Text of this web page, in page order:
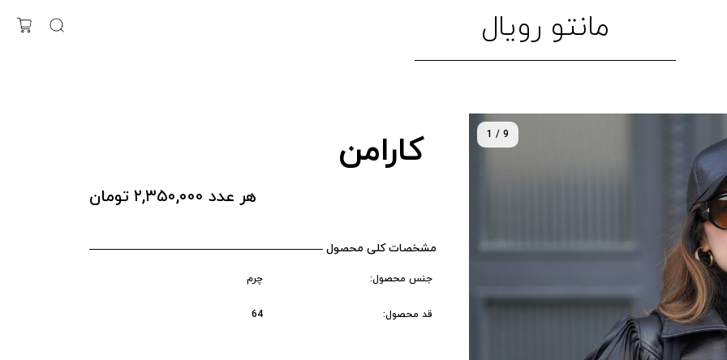
مانتو رویال
1 / 9 کارامن
هر عدد ۲,۳۵۰,۰۰۰ تومان
مشخصات کلی محصول
جنس محصول: چرم
قد محصول: 64